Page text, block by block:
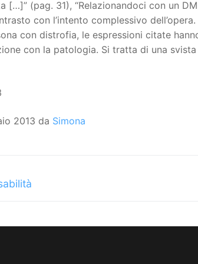
[…]” (pag. 31), “Relazionandoci con un
con l’intento complessivo
con distrofia, le espressioni citate
con la patologia. Si tratta di una
2013 da Simona